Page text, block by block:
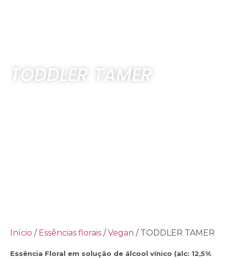
TODDLER TAMER
Início / Essências florais /Vegan / TODDLER TAMER
Essência Floral em solução de álcool vínico (alc: 12,5%